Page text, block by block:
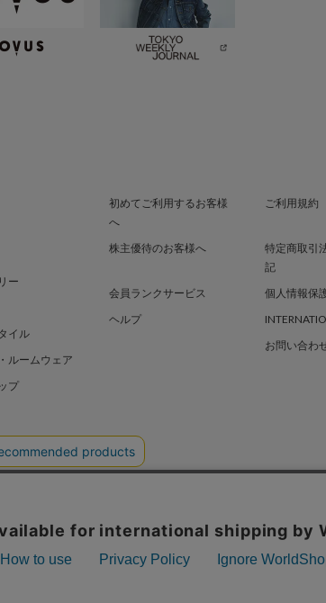
ー
イル
ルームウェア
プ
初めてご利用するお客様
へ
ご利用規約
株主優待のお客様へ
特定商取引
記
会員ランクサービス
個人情報保
ヘルプ
お問い合わ
SHEL’TTER GREEN
RESERVED.